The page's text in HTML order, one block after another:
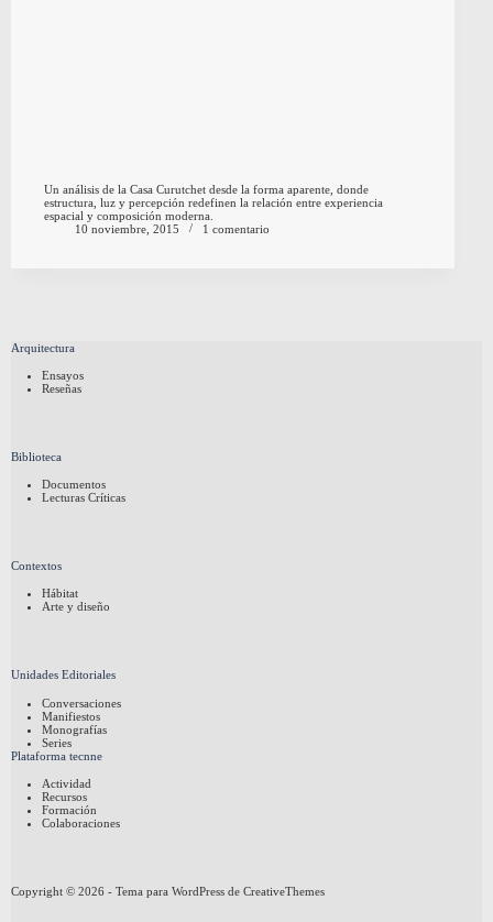
Un análisis de la Casa Curutchet desde la forma aparente, donde
estructura, luz y percepción redefinen la relación entre experiencia
espacial y composición moderna.
10 noviembre, 2015
1 comentario
Arquitectura
Ensayos
Reseñas
Biblioteca
Documentos
Lecturas Críticas
Contextos
Hábitat
Arte y diseño
Unidades Editoriales
Conversaciones
Manifiestos
Monografías
Series
Plataforma tecnne
Actividad
Recursos
Formación
Colaboraciones
Copyright © 2026 - Tema para WordPress de CreativeThemes